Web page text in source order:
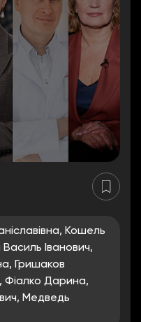
Кошель
Іванович,
Гришаков
Фіалко Дарина,
Медведь